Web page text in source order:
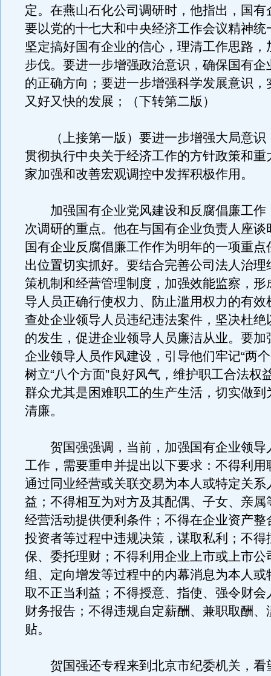
定。在燕山石化公司调研时，他指出，国有
要以党的十七大和中央经济工作会议精神统
坚定搞好国有企业的信心，理清工作思路，
步伐。要进一步增强政治意识，确保国有企
的正确方向；要进一步增强科学发展意识，
又好又快的发展；（下转第二版）
（上接第一版）要进一步增强大局意识
贯彻执行中央关于经济工作的方针政策和重
家加强和改善宏观调控中发挥积极作用。
加强国有企业党风建设和反腐倡廉工作
次调研的重点。他在与国有企业负责人座谈
国有企业反腐倡廉工作作为明年的一项重点
出位置切实抓好。要结合完善公司法人治理
策机制和经营管理制度，加强效能监察，形
导人员正确行使权力、防止滥用权力的有效
查处企业领导人员违纪违法案件，坚决杜绝
的发生，促进企业领导人员廉洁从业。要加
企业领导人员作风建设，引导他们牢记“两
树立“八个方面”良好风气，维护职工合法权
群众尤其是困难职工的生产生活，切实做到
清廉。
贺国强强调，当前，加强国有企业领导
工作，需要重申并提出以下要求：不得利用
通过同业经营或关联交易为本人或特定关系
益；不得相互为对方及其配偶、子女、亲属
经营活动提供便利条件；不得在企业资产整
投资者等过程中违规决策，谋取私利；不得
保、委托理财；不得利用企业上市或上市公
组、定向增发等过程中的内幕消息为本人或
取不正当利益；不得授意、指使、强令财会
财务报告；不得违规自定薪酬、兼职取酬、
贴。
贺国强还专程来到北京市纪委机关，看